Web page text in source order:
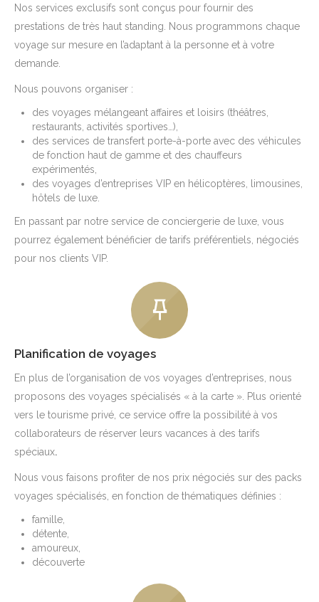
Nos services exclusifs sont conçus pour fournir des
prestations de très haut standing. Nous programmons chaque
voyage sur mesure en l’adaptant à la personne et à votre
demande.
Nous pouvons organiser :
des voyages mélangeant affaires et loisirs (théâtres,
restaurants, activités sportives…),
des services de transfert porte-à-porte avec des véhicules
de fonction haut de gamme et des chauffeurs
expérimentés,
des voyages d’entreprises VIP en hélicoptères, limousines,
hôtels de luxe.
En passant par notre service de conciergerie de luxe, vous
pourrez également bénéficier de tarifs préférentiels, négociés
pour nos clients VIP.
Planification de voyages
En plus de l’organisation de vos voyages d’entreprises, nous
proposons des voyages spécialisés « à la carte ». Plus orienté
vers le tourisme privé, ce service offre la possibilité à vos
collaborateurs de réserver leurs vacances à des tarifs
spéciaux.
Nous vous faisons profiter de nos prix négociés sur des packs
voyages spécialisés, en fonction de thématiques définies :
famille,
détente,
amoureux,
découverte